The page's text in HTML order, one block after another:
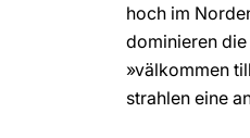
hoch im
dominieren
»välkommen
strahlen eine